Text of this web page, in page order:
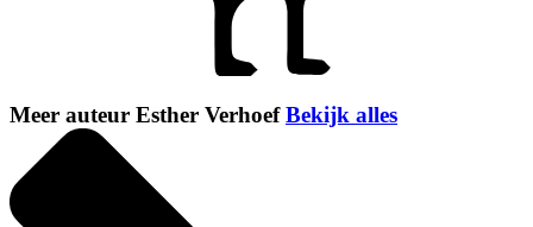
Meer auteur Esther VerhoefBekijk alles